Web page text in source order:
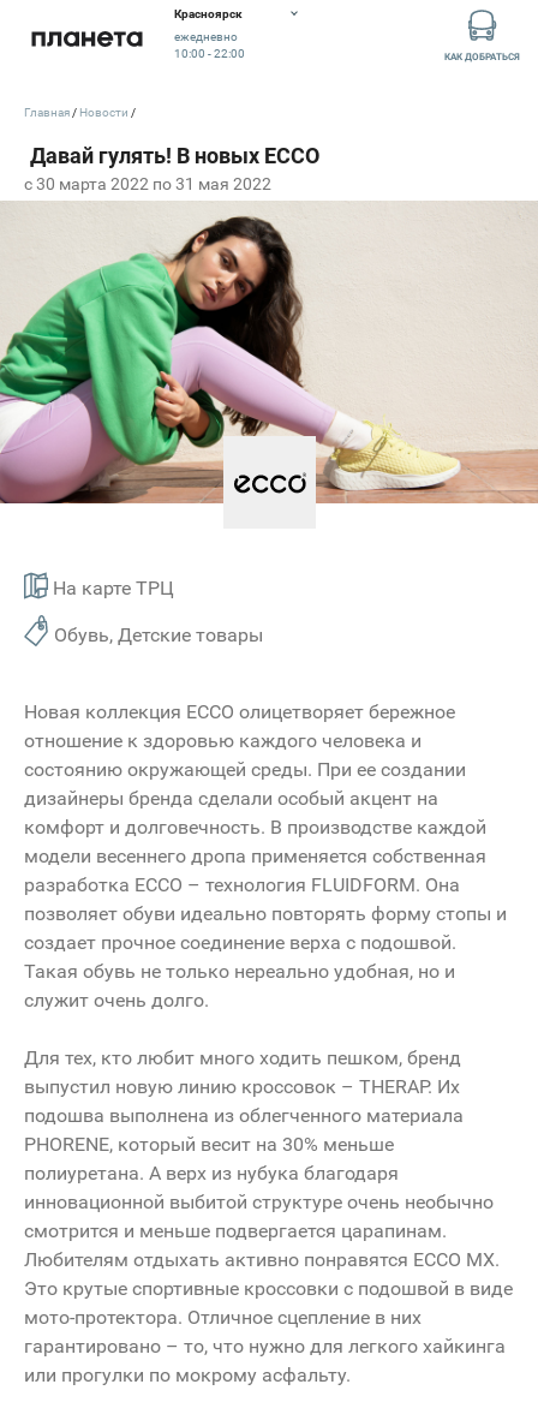
Красноярск
ежедневно
10:00 - 22:00
КАК ДОБРАТЬСЯ
c 30 марта 2022 по 31 мая 2022
На карте ТРЦ
Обувь, Детские товары
Главная Новости
Новая коллекция ECCO олицетворяет бережное
отношение к здоровью каждого человека и
состоянию окружающей среды. При ее создании
дизайнеры бренда сделали особый акцент на
комфорт и долговечность. В производстве каждой
модели весеннего дропа применяется собственная
разработка ECCO – технология FLUIDFORM. Она
позволяет обуви идеально повторять форму стопы и
создает прочное соединение верха с подошвой.
Такая обувь не только нереально удобная, но и
служит очень долго.
Для тех, кто любит много ходить пешком, бренд
выпустил новую линию кроссовок – THERAP. Их
подошва выполнена из облегченного материала
PHORENE, который весит на 30% меньше
полиуретана. А верх из нубука благодаря
инновационной выбитой структуре очень необычно
смотрится и меньше подвергается царапинам.
Любителям отдыхать активно понравятся ECCO MX.
Это крутые спортивные кроссовки с подошвой в виде
мото-протектора. Отличное сцепление в них
гарантировано – то, что нужно для легкого хайкинга
или прогулки по мокрому асфальту.